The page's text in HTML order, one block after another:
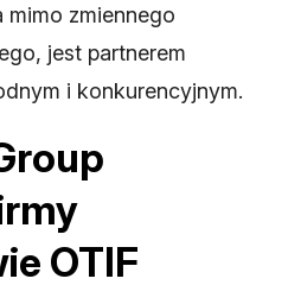
zmiennego
jest partnerem
i konkurencyjnym.
OTIF